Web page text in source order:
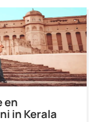
en
in Kerala